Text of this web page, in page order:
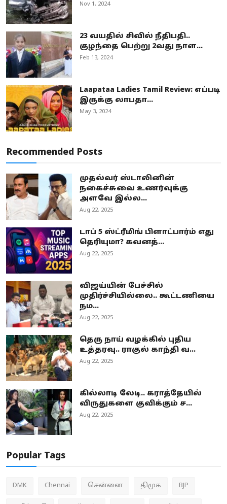
Nov 1, 2024
23 வயதில் சிவில் நீதிபதி..
குழந்தை பெற்று 2வது நாள...
Feb 13, 2024
Laapataa Ladies Tamil Review: எப்படி
இருக்கு லாபதா...
May 3, 2024
Recommended Posts
முதல்வர் ஸ்டாலினின்
நகைச்சுவை உணர்வுக்கு
அளவே இல்ல...
Aug 22, 2025
டாப் 5 ஸ்ட்ரீமிங் பிளாட்பார்ம் எது
தெரியுமா? கவனத்...
Aug 22, 2025
விஜய்யின் பேச்சில்
முதிர்ச்சியில்லை.. கூட்டணியை
நம...
Aug 22, 2025
தெரு நாய் வழக்கில் புதிய
உத்தரவு.. ராகுல் காந்தி வ...
Aug 22, 2025
கில்லாடி லேடி.. கராத்தேயில்
விருதுகளை குவிக்கும் ச...
Aug 22, 2025
Popular Tags
DMK Chennai சென்னை திமுக BJP